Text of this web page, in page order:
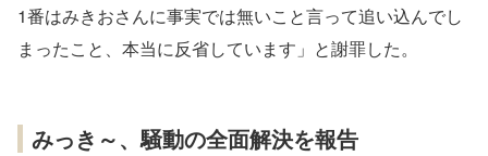
1番はみきおさんに事実では無いこと言って追い込んでし
まったこと、本当に反省しています」と謝罪した。
みっき～、騒動の全面解決を報告